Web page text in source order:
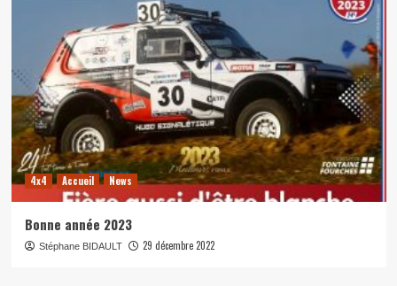
4x4 Accueil News
Bonne année 2023
Stéphane BIDAULT 29 décembre 2022